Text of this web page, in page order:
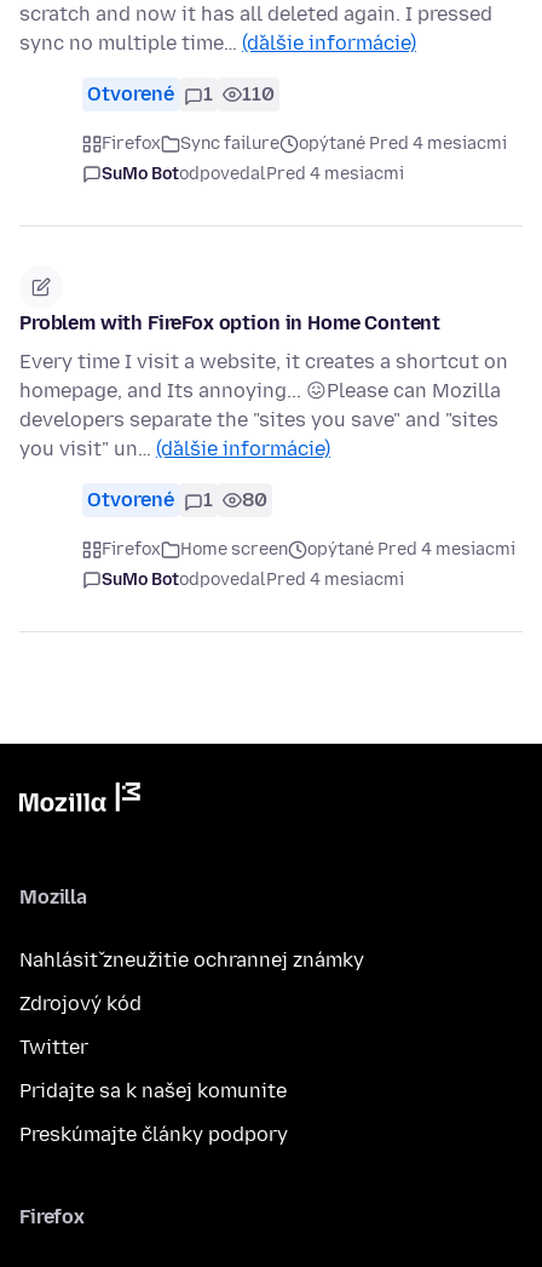
scratch and now it has all deleted again. I pressed
sync no multiple time… (ďalšie informácie)
Otvorené 1 110
Firefox Sync failure
opýtané Pred 4 mesiacmi
SuMo BotodpovedalPred 4 mesiacmi
Problem with FireFox option in Home Content
Every time I visit a website, it creates a shortcut on
homepage, and Its annoying... 😖Please can Mozilla
developers separate the "sites you save" and "sites
you visit" un… (ďalšie informácie)
Otvorené 1 80
Firefox Home screen
opýtané Pred 4 mesiacmi
SuMo BotodpovedalPred 4 mesiacmi
Mozilla
Nahlásiť zneužitie ochrannej známky
Zdrojový kód
Twitter
Pridajte sa k našej komunite
Preskúmajte články podpory
Firefox